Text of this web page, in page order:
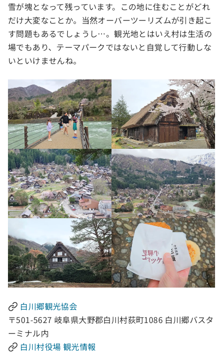
雪が塊となって残っています。この地に住むことがどれ
だけ大変なことか。当然オーバーツーリズムが引き起こ
す問題もあるでしょうし…。観光地とはいえ村は生活の
場でもあり、テーマパークではないと自覚して行動しな
いといけませんね。
白川郷観光協会
〒501-5627 岐阜県大野郡白川村荻町1086 白川郷バスタ
ーミナル内
白川村役場 観光情報